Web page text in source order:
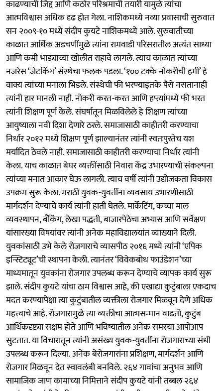
काढण्याची जिद्द आणि कठोर परिश्रमाची तयारी यामुळे त्यांचा
आत्मविश्वास अधिक दृढ होत गेला. नाशिकमध्ये नव्या प्रवासाची सुरुवात
सन २००९-१० मध्ये संदीप कुयटे नाशिकमध्ये आले. सुरुवातीच्या
काळात आर्थिक अडचणींमुळे त्यांना रामवाडी परिसरातील अत्यंत साध्या
आणि कमी भाड्याच्या खोलीत राहावे लागले. त्याच काळात त्यांच्या
नजरेस ‘जेटकिंग’ संस्थेचा फलक पडला. ‘१०० टक्के नोकरीची हमी’ हे
वाक्य त्यांच्या मनाला भिडले. संस्थेची फी भरण्याइतके पैसे नसतानाही
त्यांनी हार मानली नाही. नोकरी करत-करत आणि हप्त्यांमध्ये फी भरत
त्यांनी शिक्षण पूर्ण केले. संघर्षातून मिळविलेले हे शिक्षण त्यांच्या
आयुष्याला नवी दिशा देणारे ठरले. समाजासाठी काहीतरी करण्याचा
निर्धार २०१२ मध्ये शिक्षण पूर्ण झाल्यानंतर त्यांनी स्वतःपुरतेच यश
मर्यादित ठेवले नाही. समाजासाठी काहीतरी करण्याचा निर्धार त्यांनी
केला. याच काळात बेघर व्यक्तींसाठी निवारा केंद्र उभारण्याची संकल्पना
त्यांच्या मनात आकार घेऊ लागली. त्याच वर्षी त्यांनी उद्योजकता विकास
उपक्रम सुरू केला. मराठी युवक-युवतींना व्यवसाय उभारणीसाठी
मार्गदर्शन देण्याचे कार्य त्यांनी हाती घेतले. मार्केटिंग, कच्चा माल
व्यवस्थापन, बँकिंग, लेखा पद्धती, बाजारपेठेचा अभ्यास आणि सर्वेक्षण
यांसारख्या विषयांवर त्यांनी अनेक महाविद्यालयांत व्याख्याने दिली.
युवकांसाठी उभे केले रोजगाराचे व्यासपीठ २०१६ मध्ये त्यांनी ‘एपिक
इन्स्टिट्यूट’ची स्थापना केली. त्यानंतर ‘विवेकबोध फाउंडेशन’च्या
माध्यमातून युवकांना रोजगार उपलब्ध करून देण्याचे व्यापक कार्य सुरू
झाले. संदीप कुयटे यांचा ठाम विश्वास आहे, की एखाद्या कुटुंबाला एकदाच
मदत करण्यापेक्षा त्या कुटुंबातील व्यक्तीला रोजगार मिळवून देणे अधिक
महत्त्वाचे आहे. रोजगारामुळे त्या व्यक्तीचा आत्मसन्मान वाढतो, कुटुंब
आर्थिकदृष्ट्या सक्षम होते आणि भविष्यातील अनेक समस्या आपोआप
सुटतात. या विचारातून त्यांनी असंख्य युवक-युवतींना रोजगाराच्या संधी
उपलब्ध करून दिल्या. अनेक बेरोजगारांना प्रशिक्षण, मार्गदर्शन आणि
रोजगार मिळवून देत स्वावलंबी बनविले. २६४ गावांचा अनुभव आणि
सामाजिक जाण कामाच्या निमित्ताने संदीप कुयटे यांनी तब्बल २६४